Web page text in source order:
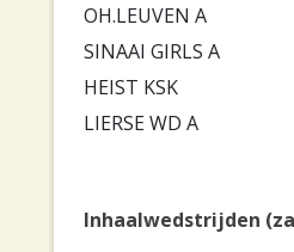
OH.LEUVEN A
SINAAI GIRLS A
HEIST KSK
LIERSE WD A
Inhaalwedstrijden